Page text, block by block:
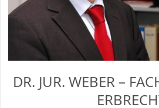
DR. JUR. WEBER –